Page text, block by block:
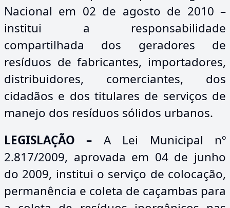
Nacional em 02 de agosto de 2010 –
institui a responsabilidade
compartilhada dos geradores de
resíduos de fabricantes, importadores,
distribuidores, comerciantes, dos
cidadãos e dos titulares de serviços de
manejo dos resíduos sólidos urbanos.
LEGISLAÇÃO
– A Lei Municipal nº
2.817/2009, aprovada em 04 de junho
do 2009, institui o serviço de colocação,
permanência e coleta de caçambas para